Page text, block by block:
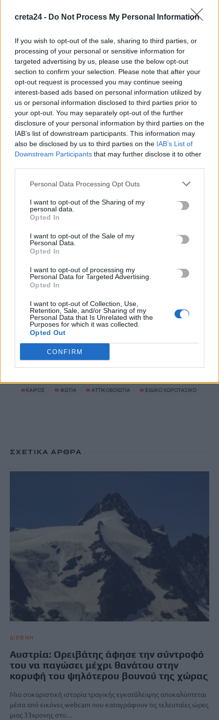
creta24 - Do Not Process My Personal Information
If you wish to opt-out of the sale, sharing to third parties, or
processing of your personal or sensitive information for
targeted advertising by us, please use the below opt-out
section to confirm your selection. Please note that after your
opt-out request is processed you may continue seeing
interest-based ads based on personal information utilized by
us or personal information disclosed to third parties prior to
your opt-out. You may separately opt-out of the further
disclosure of your personal information by third parties on the
IAB’s list of downstream participants. This information may
also be disclosed by us to third parties on the IAB’s List of
Downstream Participants that may further disclose it to other
Personal Data Processing Opt Outs
I want to opt-out of the Sharing of my
personal data.
Opted In
I want to opt-out of the Sale of my
Personal Data.
Opted In
I want to opt-out of processing my
Personal Data for Targeted Advertising.
Opted In
I want to opt-out of Collection, Use,
Retention, Sale, and/or Sharing of my
Personal Data that Is Unrelated with the
Purposes for which it was collected.
Opted Out
CONFIRM
Αττικοβοιωτία: Με 6 βόμβες Χιροσίμα ισούται η ενέργεια από
8 Αυγούστου, 2026
Ειδικό Χωροταξικό για τον Τουρισμό: Οι νέοι κανόνες για
επενδύσεις, νησιά και προορισμούς υπό πίεση
8 Αυγούστου, 2026
Σούπερ Μάρκετ: Και νέοι κωδικοί στις μειώσεις στα ράφια
8 Αυγούστου, 2026
ΑΑΔΕ: Άνοιξε εκ νέου η πλατφόρμα για τη νέα Ενιαία Αίτηση
Ενίσχυσης 2026
8 Αυγούστου, 2026
Χωρίς ενεργό μέτωπο η φωτιά στη Σητεία – Σε κατάσταση
Red Code σήμερα η Κρήτη
8 Αυγούστου, 2026
καθημερινά
7 Αυγούστου, 2026
Σε εξέλιξη οι δηλώσεις Πόθεν Έσχες – Αναλυτικά η
διαδικασία
7 Αυγούστου, 2026
# ΚΑΙΡΟΣ # ΦΩΤΙΑ # ΑΤΤΙΚΟΒΟΙΩΤΙΑ # ΕΙΔΙΚΟ ΧΩΡΟΤΑΞΙΚΟ
ΣΧΕΤΙΚΆ ΆΡΘΡΑ
ΔΙΕΘΝΗ
Αυστρία: Ορειβάτης άφησε την σύντροφό
του να παγώσει μέχρι θανάτου στην
κορυφή του ψηλότερου βουνού της χώρας
Μια σοκαριστική ιστορία τραγικής εγκατάλειψης αποκαλύπτεται
μέσα από εικόνες webcam που καταγράφουν τις τελευταίες ώρες
μιας 33χρονης στο…